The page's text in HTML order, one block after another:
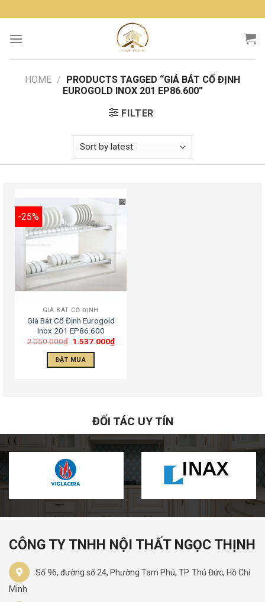
to
content
HOME / PRODUCTS TAGGED “GIÁ BÁT CỐ ĐỊNH
EUROGOLD INOX 201 EP86.600”
FILTER
-25%
GIÁ BÁT CỐ ĐỊNH
Giá Bát Cố Định Eurogold
Inox 201 EP86.600
2.050.000₫ 1.537.000₫
ĐẶT MUA
ĐỐI TÁC UY TÍN
CÔNG TY TNHH NỘI THẤT NGỌC THỊNH
Số 96, đường số 24, Phường Tam Phú, TP. Thủ Đức, Hồ Chí
Minh